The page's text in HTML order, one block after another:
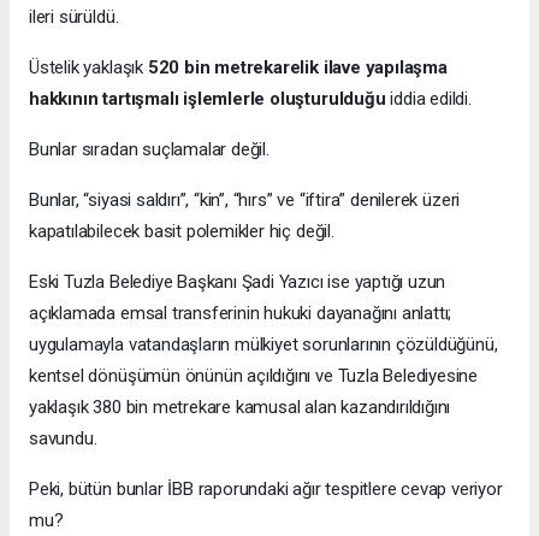
ileri sürüldü.
Üstelik yaklaşık 520 bin metrekarelik ilave yapılaşma
hakkının tartışmalı işlemlerle oluşturulduğu iddia edildi.
Bunlar sıradan suçlamalar değil.
Bunlar, “siyasi saldırı”, “kin”, “hırs” ve “iftira” denilerek üzeri
kapatılabilecek basit polemikler hiç değil.
Eski Tuzla Belediye Başkanı Şadi Yazıcı ise yaptığı uzun
açıklamada emsal transferinin hukuki dayanağını anlattı;
uygulamayla vatandaşların mülkiyet sorunlarının çözüldüğünü,
kentsel dönüşümün önünün açıldığını ve Tuzla Belediyesine
yaklaşık 380 bin metrekare kamusal alan kazandırıldığını
savundu.
Peki, bütün bunlar İBB raporundaki ağır tespitlere cevap veriyor
mu?